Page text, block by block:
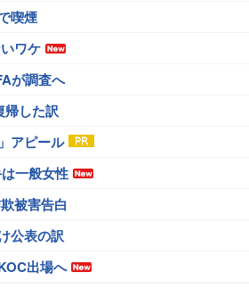
喫煙
ワケ
が調査へ
帰した訳
アピール
一般女性
被害告白
公表の訳
出場へ